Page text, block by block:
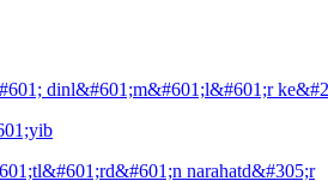
dinl&#601;m&#601;l&#601;r
narahatd&#305;r